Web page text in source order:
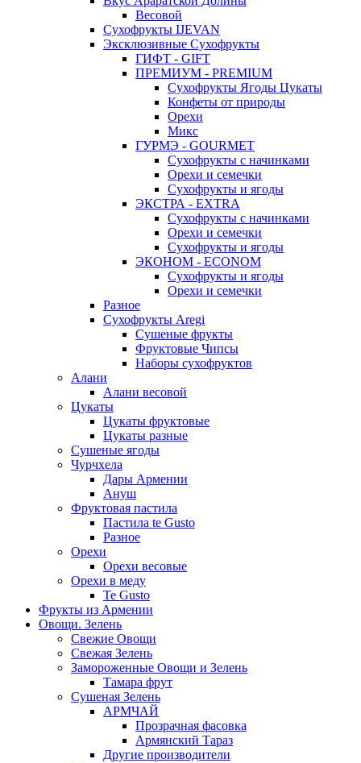
Весовой
Сухофрукты IJEVAN
Эксклюзивные Сухофрукты
ГИФТ - GIFT
ПРЕМИУМ - PREMIUM
Сухофрукты Ягоды Цукаты
Конфеты от природы
Орехи
Микс
ГУРМЭ - GOURMET
Сухофрукты с начинками
Орехи и семечки
Сухофрукты и ягоды
ЭКСТРА - EXTRA
Сухофрукты с начинками
Орехи и семечки
Сухофрукты и ягоды
ЭКОНОМ - ECONOM
Сухофрукты и ягоды
Орехи и семечки
Разное
Сухофрукты Aregi
Сушеные фрукты
Фруктовые Чипсы
Наборы сухофруктов
Алани
Алани весовой
Цукаты
Цукаты фруктовые
Цукаты разные
Сушеные ягоды
Чурчхела
Дары Армении
Ануш
Фруктовая пастила
Пастила te Gusto
Разное
Орехи
Орехи весовые
Орехи в меду
Te Gusto
Фрукты из Армении
Овощи. Зелень
Свежие Овощи
Свежая Зелень
Замороженные Овощи и Зелень
Тамара фрут
Сушеная Зелень
АРМЧАЙ
Прозрачная фасовка
Армянский Тараз
Другие производители